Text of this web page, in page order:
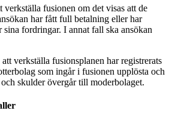
verkställa fusionen om det visas att de
har fått full betalning eller har
sina fordringar. I annat fall ska ansökan
verkställa fusionsplanen har registrerats
som ingår i fusionen upplösta och
skulder övergår till moderbolaget.